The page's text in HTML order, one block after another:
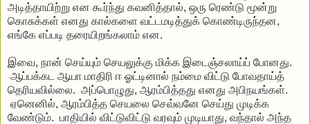
அடித்தாயிற்று என கூர்ந்து கவனித்தால், ஒரு ரெண்டு மூன்று
கொசுக்கள் எனது கால்களை வட்டமடித்துக் கொண்டிருந்தன,
எங்கே எப்படி தரையிறங்கலாம் என.
இவை, நான் செய்யும் செயலுக்கு மிக்க இடைஞ்சலாய்ப் போனது.
ஆப்பக்கட ஆயா மாதிரி ஈ ஓட்டினால் நம்மை விட்டு போவதாய்த்
தெரியவில்லை. அப்பொழுது, ஆரம்பித்தது எனது அபிநயங்கள்.
ஏனெனில், ஆரம்பித்த செயலை செவ்வனே செய்து முடிக்க
வேண்டும். பாதியில் விட்டுவிட்டு வரவும் முடியாது, வந்தால் அந்த